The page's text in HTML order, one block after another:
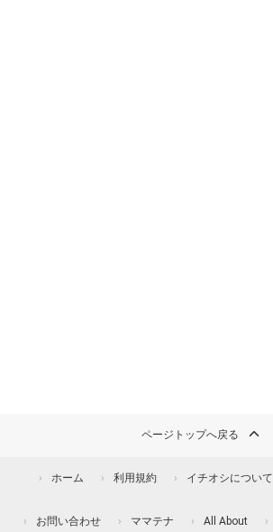
ページトップへ戻る
ホーム 利用規約 イチオシについて
お問い合わせ ママテナ All About